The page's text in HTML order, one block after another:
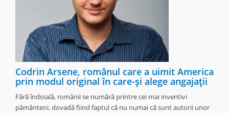
Codrin Arsene, românul care a uimit America
prin modul original în care-şi alege angajaţii
Fără îndoială, românii se numără printre cei mai inventivi
pământeni, dovadă fiind faptul că nu numai că sunt autorii unor